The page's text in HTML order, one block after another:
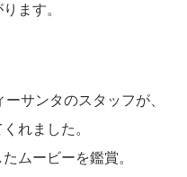
ます。
サンタのスタッフが、
れました。
ムービーを鑑賞。